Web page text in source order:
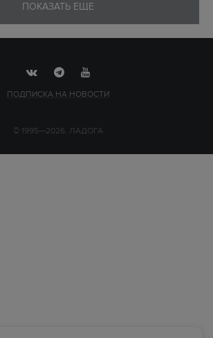
ПОКАЗАТЬ ЕЩЕ
ПОДПИСКА НА НОВОСТИ
© 1995—2026, ЛАДОГА